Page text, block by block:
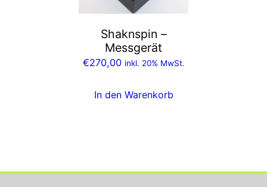
Shaknspin –
Messgerät
€270,00 inkl. 20% MwSt.
In den Warenkorb